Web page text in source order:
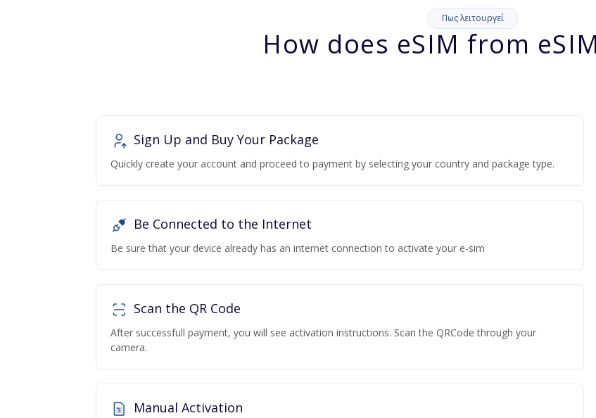
Πως λειτουργεί
How does eSIM from
Sign Up and Buy Your Package
Quickly create your account and proceed to payment by selecting your country and package type.
Be Connected to the Internet
Be sure that your device already has an internet connection to activate your e-sim
Scan the QR Code
After successfull payment, you will see activation instructions. Scan the QRCode through your
camera.
Manual Activation